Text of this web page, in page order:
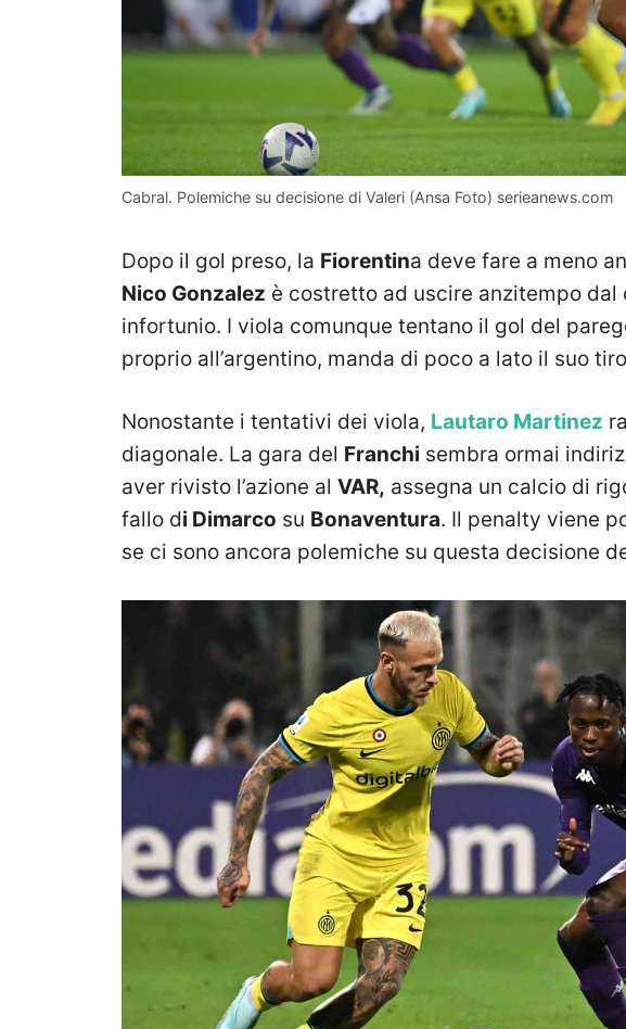
Cabral. Polemiche su decisione di Valeri (Ansa Foto) serieanews.com
Dopo il gol preso, la Fiorentina deve fare a meno
Nico Gonzalez è costretto ad uscire anzitempo dal
infortunio. I viola comunque tentano il gol del
proprio all’argentino, manda di poco a lato il suo
Nonostante i tentativi dei viola, Lautaro Martinez
diagonale. La gara del Franchi sembra ormai
aver rivisto l’azione al VAR, assegna un calcio di
fallo di Dimarco su Bonaventura. Il penalty viene
se ci sono ancora polemiche su questa decisione